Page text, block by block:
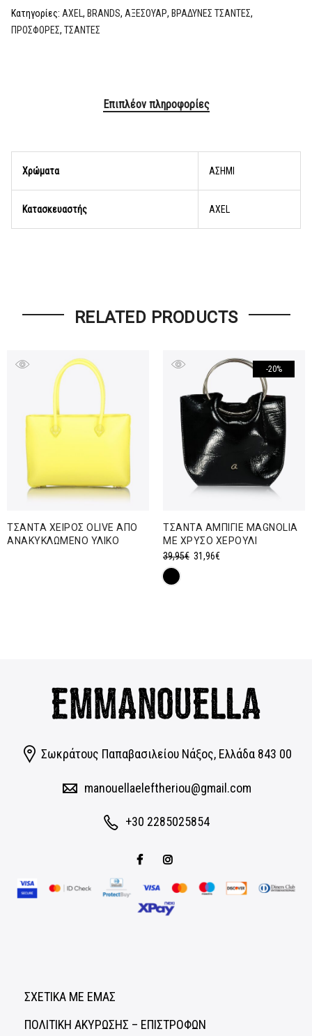
Κατηγορίες: AXEL , BRANDS, ΑΞΕΣΟΥΑΡ, ΒΡΑΔΥΝΕΣ ΤΣΑΝΤΕΣ,
ΠΡΟΣΦΟΡΕΣ, ΤΣΑΝΤΕΣ
Επιπλέον πληροφορίες
Χρώματα AΣΗΜΙ
Κατασκευαστής AXEL
RELATED PRODUCTS
ΤΣΑΝΤΑ ΧΕΙΡΟΣ OLIVE ΑΠΟ
ΑΝΑΚΥΚΛΩΜΕΝΟ ΥΛΙΚΟ
-20%
ΤΣΑΝΤΑ ΑΜΠΙΓΙΕ MAGNOLIA
ΜΕ ΧΡΥΣΟ ΧΕΡΟΥΛΙ
39,95€ Original
31,96€Η
Σωκράτους Παπαβασιλείου Νάξος, Eλλάδα 843 00
manouellaeleftheriou@gmail.com
+30 2285025854
ΣΧΕΤΙΚΑ ΜΕ ΕΜΑΣ
ΠΟΛΙΤΙΚΗ ΑΚΥΡΩΣΗΣ – ΕΠΙΣΤΡΟΦΩΝ